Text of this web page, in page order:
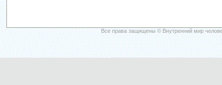
Все права защищены © Внутренний мир